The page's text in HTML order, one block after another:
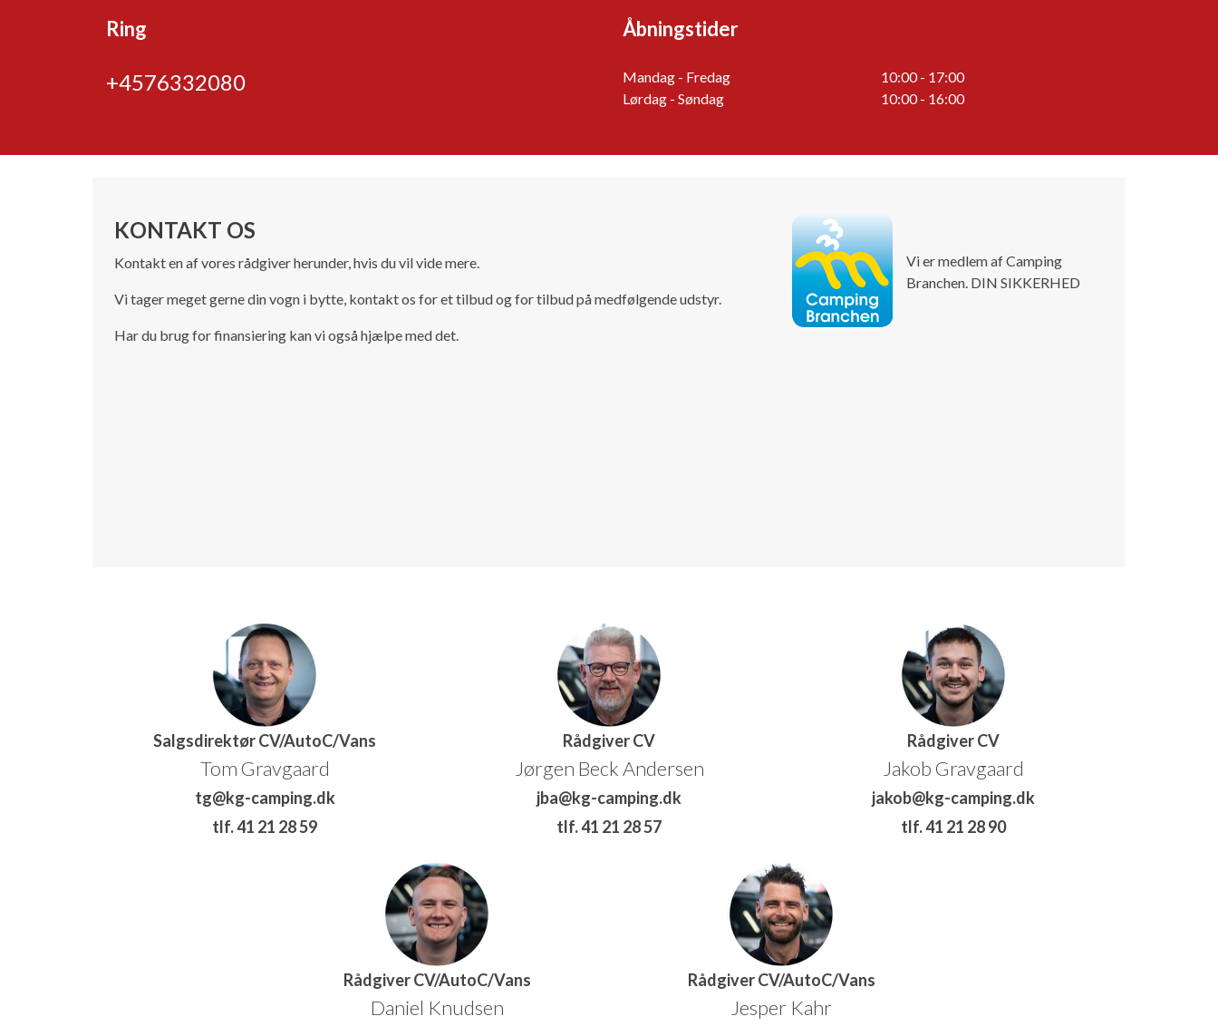
Ring
+4576332080
Åbningstider
Mandag - Fredag
10:00 - 17:00
Lørdag - Søndag
10:00 - 16:00
KONTAKT OS
Kontakt en af vores rådgiver herunder, hvis du vil vide mere.
Vi tager meget gerne din vogn i bytte, kontakt os for et tilbud og for tilbud på medfølgende udstyr.
Har du brug for finansiering kan vi også hjælpe med det.
Vi er medlem af Camping
Branchen. DIN SIKKERHED
Salgsdirektør CV/AutoC/Vans
Tom Gravgaard
tg@kg-camping.dk
tlf. 41 21 28 59
Rådgiver CV
Jørgen Beck Andersen
jba@kg-camping.dk
tlf. 41 21 28 57
Rådgiver CV
Jakob Gravgaard
jakob@kg-camping.dk
tlf. 41 21 28 90
Rådgiver CV/AutoC/Vans
Daniel Knudsen
Rådgiver CV/AutoC/Vans
Jesper Kahr